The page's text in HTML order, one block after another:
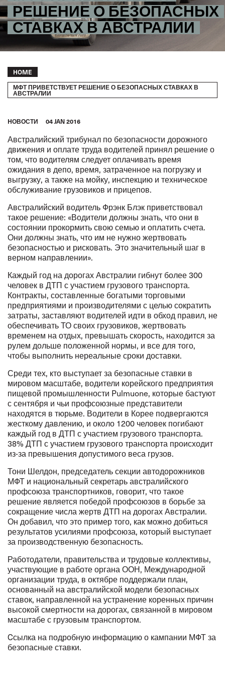
РЕШЕНИЕ О БЕЗОПАСНЫХ
СТАВКАХ В АВСТРАЛИИ
Breadcrumb
HOME
МФТ ПРИВЕТСТВУЕТ РЕШЕНИЕ О БЕЗОПАСНЫХ СТАВКАХ В
АВСТРАЛИИ
HОВОСТИ 04 JAN 2016
Австралийский трибунал по безопасности дорожного
движения и оплате труда водителей принял решение о
том, что водителям следует оплачивать время
ожидания в депо, время, затраченное на погрузку и
выгрузку, а также на мойку, инспекцию и техническое
обслуживание грузовиков и прицепов.
Австралийский водитель Фрэнк Блэк приветствовал
такое решение: «Водители должны знать, что они в
состоянии прокормить свою семью и оплатить счета.
Они должны знать, что им не нужно жертвовать
безопасностью и рисковать. Это значительный шаг в
верном направлении».
Каждый год на дорогах Австралии гибнут более 300
человек в ДТП с участием грузового транспорта.
Контракты, составленные богатыми торговыми
предприятиями и производителями с целью сократить
затраты, заставляют водителей идти в обход правил, не
обеспечивать ТО своих грузовиков, жертвовать
временем на отдых, превышать скорость, находится за
рулем дольше положенной нормы, и все для того,
чтобы выполнить нереальные сроки доставки.
Среди тех, кто выступает за безопасные ставки в
мировом масштабе, водители корейского предприятия
пищевой промышленности Pulmuone, которые бастуют
с сентября и чьи профсоюзные представители
находятся в тюрьме. Водители в Корее подвергаются
жесткому давлению, и около 1200 человек погибают
каждый год в ДТП с участием грузового транспорта.
38% ДТП с участием грузового транспорта происходит
из-за превышения допустимого веса грузов.
Тони Шелдон, председатель секции автодорожников
МФТ и национальный секретарь австралийского
профсоюза транспортников, говорит, что такое
решение является победой профсоюзов в борьбе за
сокращение числа жертв ДТП на дорогах Австралии.
Он добавил, что это пример того, как можно добиться
результатов усилиями профсоюза, который выступает
за производственную безопасность.
Работодатели, правительства и трудовые коллективы,
участвующие в работе органа ООН, Международной
организации труда, в октябре поддержали план,
основанный на австралийской модели безопасных
ставок, направленной на устранение коренных причин
высокой смертности на дорогах, связанной в мировом
масштабе с грузовым транспортом.
Cсылка на подробную информацию о кампании МФТ за
безопасные ставки.